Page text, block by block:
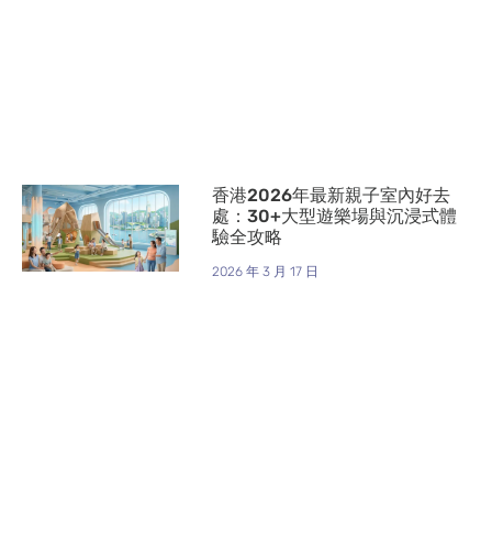
香港2026年最新親子室內好去
處：30+大型遊樂場與沉浸式體
驗全攻略
2026 年 3 月 17 日